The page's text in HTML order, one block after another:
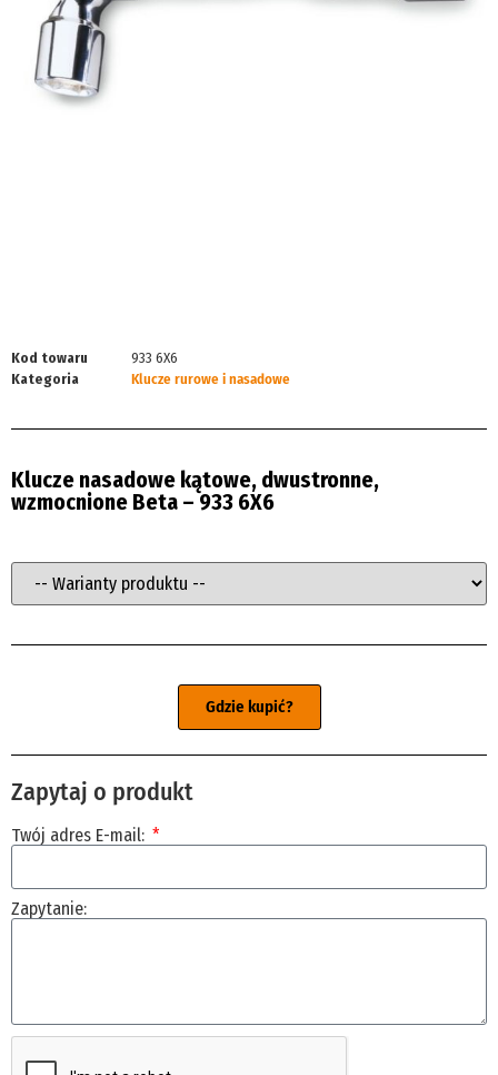
Kod towaru
933 6X6
Kategoria
Klucze rurowe i nasadowe
Klucze nasadowe kątowe, dwustronne,
wzmocnione Beta – 933 6X6
Gdzie kupić?
Zapytaj o produkt
Twój adres E-mail:
Zapytanie: